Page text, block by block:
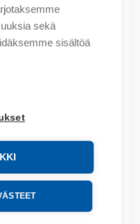
sekä
sisältöä